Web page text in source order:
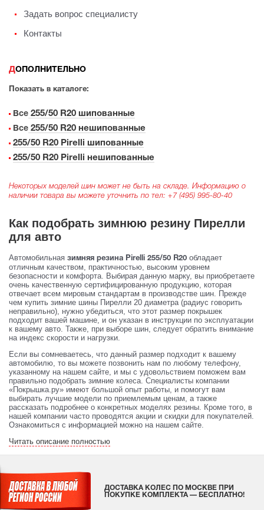
Задать вопрос специалисту
Контакты
ДОПОЛНИТЕЛЬНО
Показать в каталоге:
Все 255/50 R20 шипованные
Все 255/50 R20 нешипованные
255/50 R20 Pirelli шипованные
255/50 R20 Pirelli нешипованные
Некоторых моделей шин может не быть на складе. Информацию о
наличии товара вы можете уточнить по тел: +7 (495) 995-80-40
Как подобрать зимнюю резину Пирелли
для авто
Автомобильная зимняя резина Pirelli 255/50 R20 обладает
отличным качеством, практичностью, высоким уровнем
безопасности и комфорта. Выбирая данную марку, вы приобретаете
очень качественную сертифицированную продукцию, которая
отвечает всем мировым стандартам в производстве шин. Прежде
чем купить зимние шины Пирелли 20 диаметра (радиус говорить
неправильно), нужно убедиться, что этот размер покрышек
подходит вашей машине, и он указан в инструкции по эксплуатации
к вашему авто. Также, при выборе шин, следует обратить внимание
на индекс скорости и нагрузки.
Если вы сомневаетесь, что данный размер подходит к вашему
автомобилю, то вы можете позвонить нам по любому телефону,
указанному на нашем сайте, и мы с удовольствием поможем вам
правильно подобрать зимние колеса. Специалисты компании
«Покрышка.ру» имеют большой опыт работы, и помогут вам
выбирать лучшие модели по приемлемым ценам, а также
рассказать подробнее о конкретных моделях резины. Кроме того, в
нашей компании часто проводятся акции и скидки для покупателей.
Ознакомиться с информацией можно на нашем сайте.
Читать описание полностью
ДОСТАВКА КОЛЕС ПО МОСКВЕ ПРИ
ПОКУПКЕ КОМПЛЕКТА — БЕСПЛАТНО!